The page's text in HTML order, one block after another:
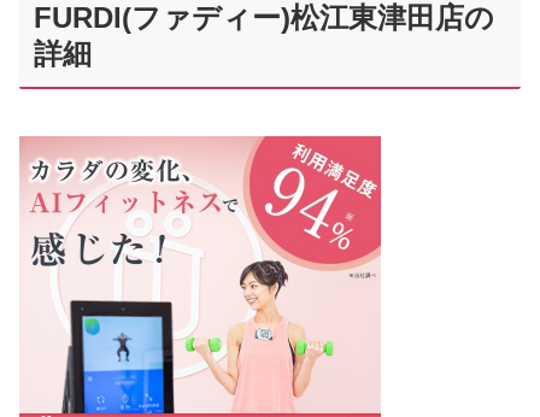
FURDI(ファディー)松江東津田店の
詳細